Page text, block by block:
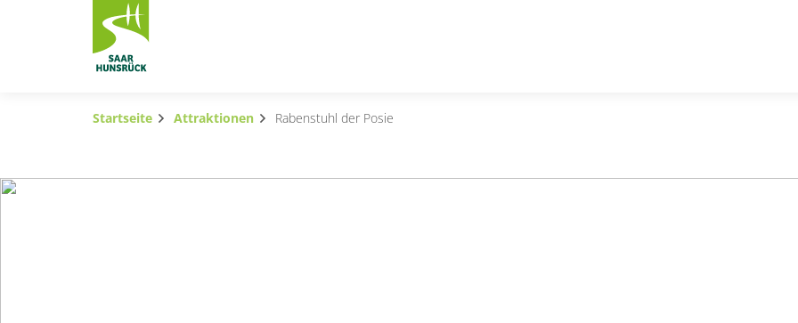
Zum Hauptinhalt springen
Subnavigation umschalten
Startseite Attraktionen Rabenstuhl der Posie